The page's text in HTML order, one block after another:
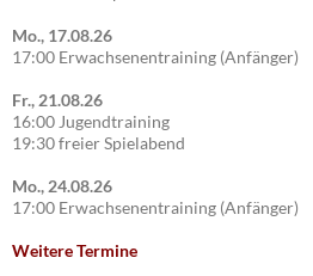
Mo., 17.08.26
17:00 Erwachsenentraining (Anfänger)
Fr., 21.08.26
16:00 Jugendtraining
19:30 freier Spielabend
Mo., 24.08.26
17:00 Erwachsenentraining (Anfänger)
Weitere Termine